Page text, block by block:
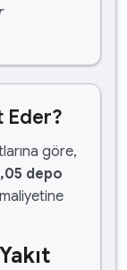
Eder?
göre,
depo
maliyetine